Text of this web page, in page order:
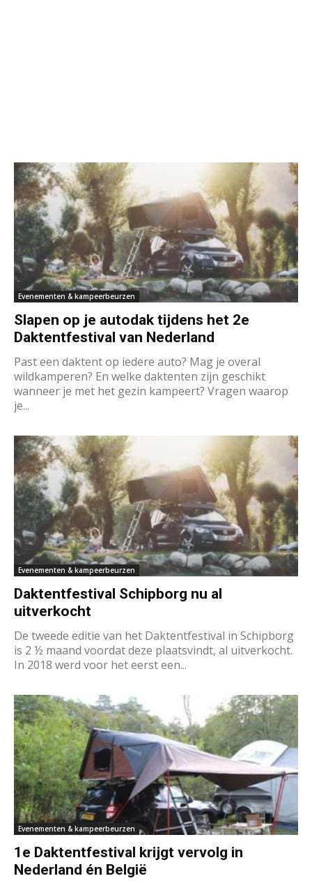
Evenementen & kampeerbeurzen
Slapen op je autodak tijdens het 2e
Daktentfestival van Nederland
Past een daktent op iedere auto? Mag je overal
wildkamperen? En welke daktenten zijn geschikt
wanneer je met het gezin kampeert? Vragen waarop
je...
Evenementen & kampeerbeurzen
Daktentfestival Schipborg nu al
uitverkocht
De tweede editie van het Daktentfestival in Schipborg
is 2 ½ maand voordat deze plaatsvindt, al uitverkocht.
In 2018 werd voor het eerst een...
Evenementen & kampeerbeurzen
1e Daktentfestival krijgt vervolg in
Nederland én België